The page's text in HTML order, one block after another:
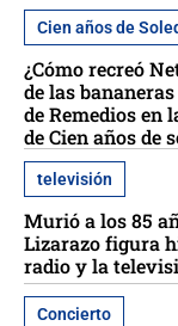
Cien años de
¿Cómo recreó
de las
de Remedios en
de Cien años de
televisión
Murió a los 85
Lizarazo figura
radio y la
Concierto